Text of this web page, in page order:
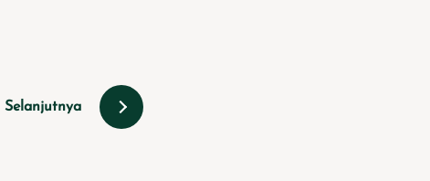
Selanjutnya